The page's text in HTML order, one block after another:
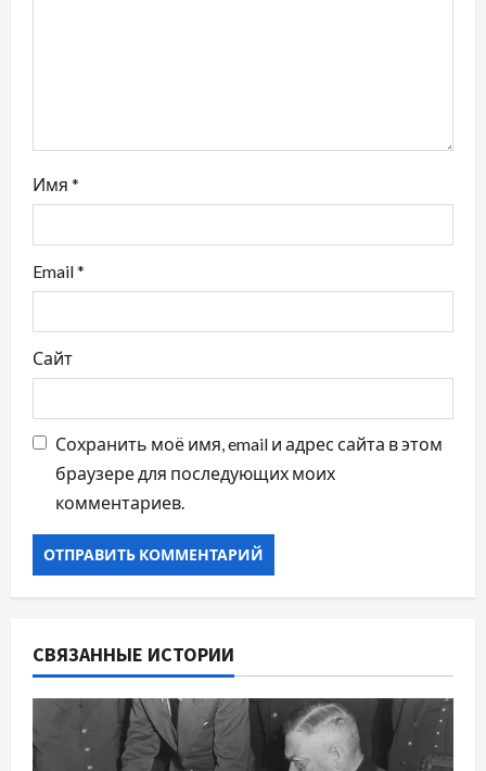
с
я
м
Имя *
Email*
Сайт
Сохранить моё имя, email и адрес сайта в этом
браузере для последующих моих
комментариев.
СВЯЗАННЫЕ ИСТОРИИ